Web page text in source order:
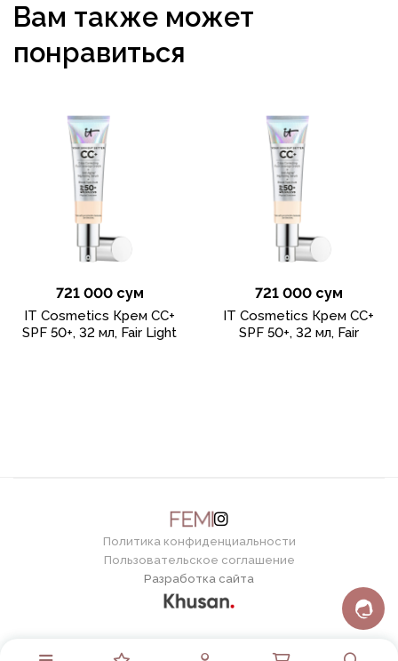
Вам также может
понравиться
721 000 сум
IT Cosmetics Крем CC+
SPF 50+, 32 мл, Fair Light
721 000 сум
IT Cosmetics Крем CC+
SPF 50+, 32 мл, Fair
Политика конфиденциальности
Пользовательское соглашение
Разработка сайта